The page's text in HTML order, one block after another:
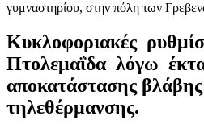
Κυκλοφοριακές
Πτολεμαΐδα λόγω
αποκατάστασης βλάβης
τηλεθέρμανσης.